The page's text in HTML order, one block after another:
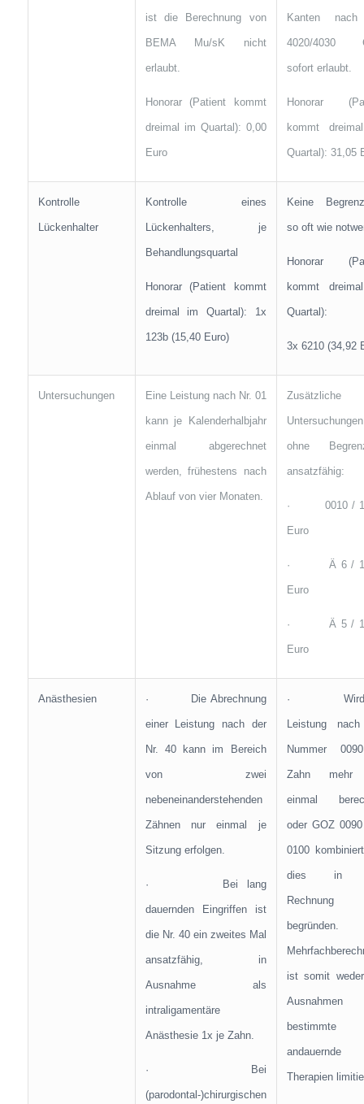
ist die Berechnung von
BEMA Mu/sK nicht
erlaubt.
Honorar (Patient kommt
dreimal im Quartal): 0,00
Euro
Kanten
4020/4030
sofort erlaubt.
Honorar
kommt
Quartal): 31,05
Kontrolle
Lückenhalter
Kontrolle eines
Lückenhalters, je
Behandlungsquartal
Honorar (Patient kommt
dreimal im Quartal): 1x
123b (15,40 Euro)
Keine
so oft wie
Honorar
kommt
Quartal):
3x 6210 (34,92
Untersuchungen Eine Leistung nach Nr. 01
kann je Kalenderhalbjahr
einmal abgerechnet
werden, frühestens nach
Ablauf von vier Monaten.
Zusätzliche
Untersuchungen
ohne
ansatzfähig:
· 0010 /
Euro
· Ä 6 /
Euro
· Ä 5 /
Euro
Anästhesien · Die Abrechnung
einer Leistung nach der
Nr. 40 kann im Bereich
von zwei
nebeneinanderstehenden
Zähnen nur einmal je
Sitzung erfolgen.
· Bei lang
dauernden Eingriffen ist
die Nr. 40 ein zweites Mal
ansatzfähig, in
Ausnahme als
intraligamentäre
Anästhesie 1x je Zahn.
· Bei
(parodontal-)chirurgischen
· Wird
Leistung
Nummer
Zahn mehr
einmal
oder GOZ
0100
dies in
begründen.
ist somit
Ausnahmen
bestimmte
andauernde
Therapien